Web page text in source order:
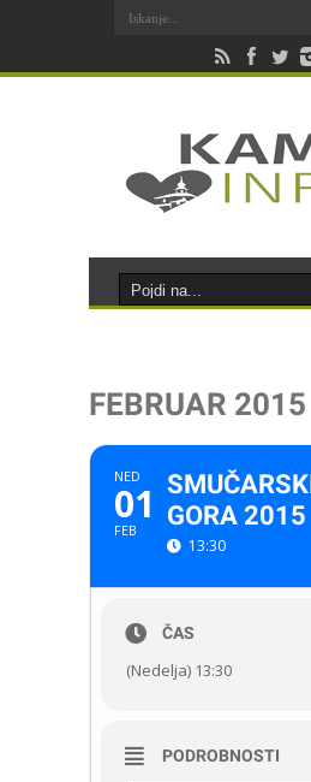
FEBRUAR 2015
NED
01
FEB
GORA 2015
13:30
ČAS
(Nedelja) 13:30
PODROBNOSTI